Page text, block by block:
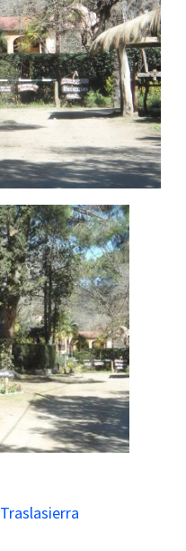
Traslasierra